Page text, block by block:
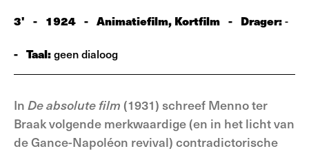
3' - 1924 - Animatiefilm, Kortfilm - Drager:-
- Taal:geen dialoog
In De absolute film (1931) schreef Menno ter
Braak volgende merkwaardige (en in het licht van
de Gance-Napoléon revival) contradictorische